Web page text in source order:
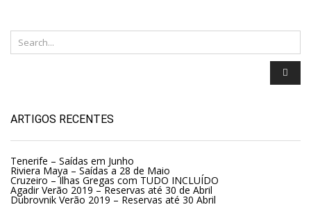
ARTIGOS RECENTES
Tenerife – Saídas em Junho
Riviera Maya – Saídas a 28 de Maio
Cruzeiro – Ilhas Gregas com TUDO INCLUÍDO
Agadir Verão 2019 – Reservas até 30 de Abril
Dubrovnik Verão 2019 – Reservas até 30 Abril